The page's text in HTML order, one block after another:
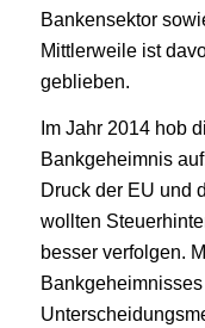
Bankensektor
Mittlerweile ist
geblieben.
Im Jahr 2014 hob
Bankgeheimnis
Druck der EU und
wollten
besser verfolgen.